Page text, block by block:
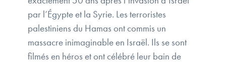
par l’Égypte et la Syrie. Les terroristes
palestiniens du Hamas ont commis un
massacre inimaginable en Israël. Ils se sont
filmés en héros et ont célébré leur bain de